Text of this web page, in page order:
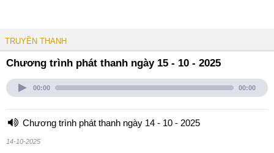
TRUYỀN THANH
Chương trình phát thanh ngày 15 - 10 - 2025
00:00 00:00
Chương trình phát thanh ngày 14 - 10 - 2025
14-10-2025